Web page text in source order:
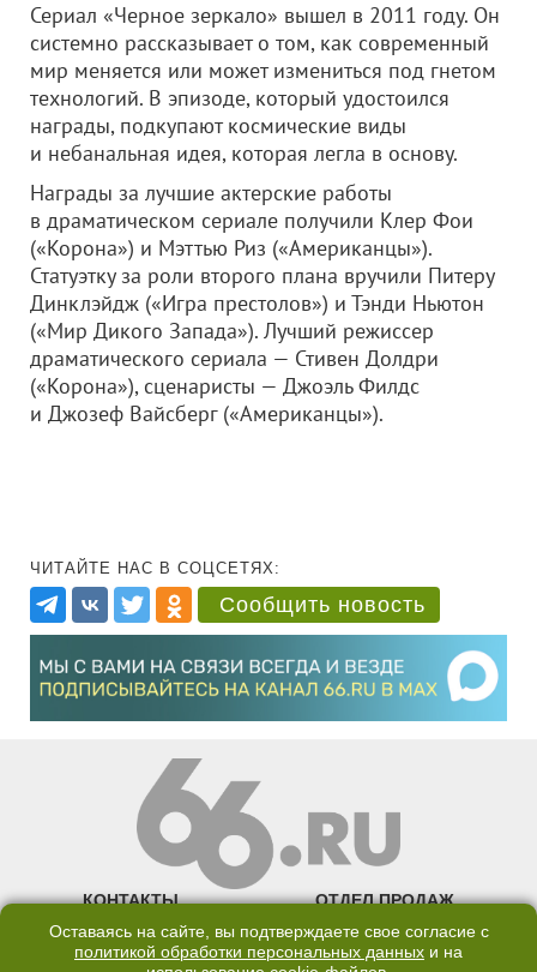
Сериал «Черное зеркало» вышел в 2011 году. Он
системно рассказывает о том, как современный
мир меняется или может измениться под гнетом
технологий. В эпизоде, который удостоился
награды, подкупают космические виды
и небанальная идея, которая легла в основу.
Награды за лучшие актерские работы
в драматическом сериале получили Клер Фои
(«Корона») и Мэттью Риз («Американцы»).
Статуэтку за роли второго плана вручили Питеру
Динклэйдж («Игра престолов») и Тэнди Ньютон
(«Мир Дикого Запада»). Лучший режиссер
драматического сериала — Стивен Долдри
(«Корона»), сценаристы — Джоэль Филдс
и Джозеф Вайсберг («Американцы»).
ЧИТАЙТЕ НАС В СОЦСЕТЯХ:
Сообщить новость
КОНТАКТЫ ОТДЕЛ ПРОДАЖ
КАНАЛ В TELEGRAM
Оставаясь на сайте, вы подтверждаете свое согласие с
политикой обработки персональных данных и на